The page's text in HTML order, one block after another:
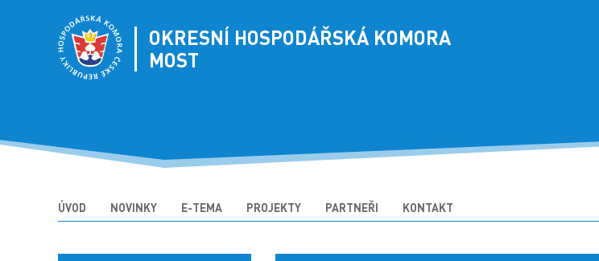
OKRESNÍ HOSPODÁŘSKÁ KOMORA
MOST
ÚVOD NOVINKY E-TEMA PROJEKTY PARTNEŘI KONTAKT